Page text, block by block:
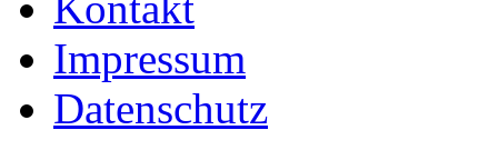
Impressum
Datenschutz